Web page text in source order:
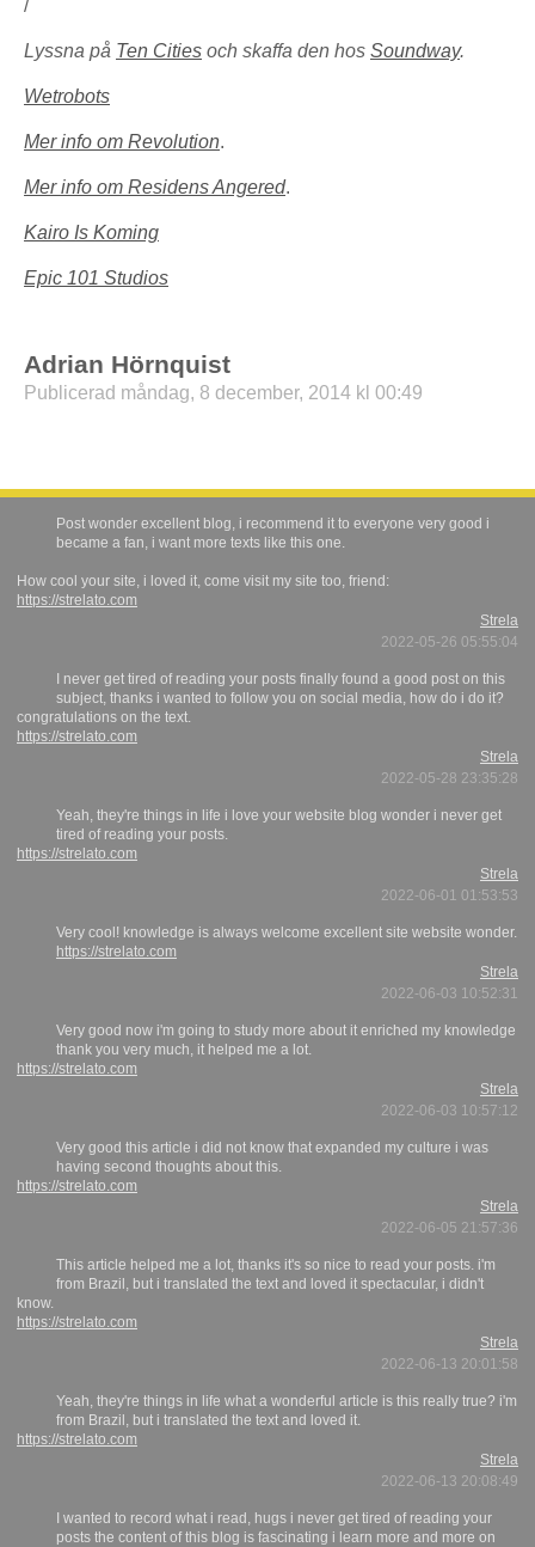
/
Lyssna på Ten Cities och skaffa den hos Soundway.
Wetrobots
Mer info om Revolution.
Mer info om Residens Angered.
Kairo Is Koming
Epic 101 Studios
Adrian Hörnquist
Publicerad måndag, 8 december, 2014 kl 00:49
Post wonder excellent blog, i recommend it to everyone very good i
became a fan, i want more texts like this one.
How cool your site, i loved it, come visit my site too, friend:
https://strelato.com
Strela
2022-05-26 05:55:04
I never get tired of reading your posts finally found a good post on this
subject, thanks i wanted to follow you on social media, how do i do it?
congratulations on the text.
https://strelato.com
Strela
2022-05-28 23:35:28
Yeah, they're things in life i love your website blog wonder i never get
tired of reading your posts.
https://strelato.com
Strela
2022-06-01 01:53:53
Very cool! knowledge is always welcome excellent site website wonder.
https://strelato.com
Strela
2022-06-03 10:52:31
Very good now i'm going to study more about it enriched my knowledge
thank you very much, it helped me a lot.
https://strelato.com
Strela
2022-06-03 10:57:12
Very good this article i did not know that expanded my culture i was
having second thoughts about this.
https://strelato.com
Strela
2022-06-05 21:57:36
This article helped me a lot, thanks it's so nice to read your posts. i'm
from Brazil, but i translated the text and loved it spectacular, i didn't
know.
https://strelato.com
Strela
2022-06-13 20:01:58
Yeah, they're things in life what a wonderful article is this really true? i'm
from Brazil, but i translated the text and loved it.
https://strelato.com
Strela
2022-06-13 20:08:49
I wanted to record what i read, hugs i never get tired of reading your
posts the content of this blog is fascinating i learn more and more on